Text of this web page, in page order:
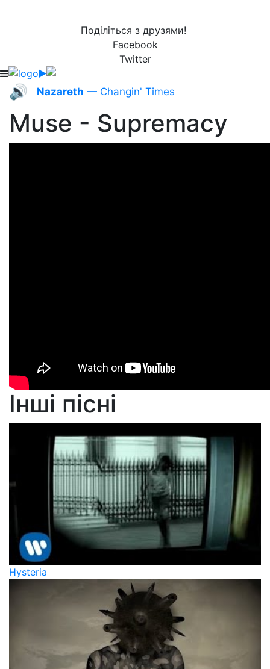
Поділіться з друзями!
Facebook
Twitter
🔊 Nazareth — Changin' Times
Muse - Supremacy
Інші пісні
Hysteria